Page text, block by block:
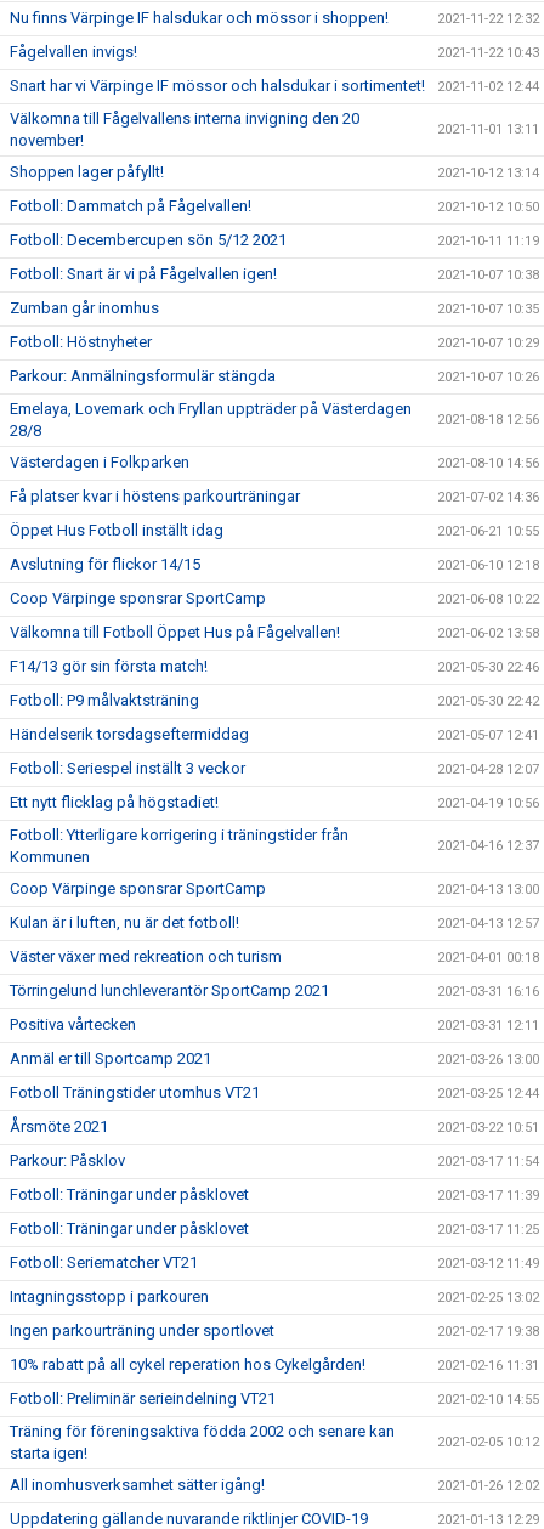
Nu finns Värpinge IF halsdukar och mössor i shoppen! 2021-11-22 12:32
Fågelvallen invigs! 2021-11-22 10:43
Snart har vi Värpinge IF mössor och halsdukar i sortimentet! 2021-11-02 12:44
Välkomna till Fågelvallens interna invigning den 20
november!
2021-11-01 13:11
Shoppen lager påfyllt! 2021-10-12 13:14
Fotboll: Dammatch på Fågelvallen! 2021-10-12 10:50
Fotboll: Decembercupen sön 5/12 2021 2021-10-11 11:19
Fotboll: Snart är vi på Fågelvallen igen! 2021-10-07 10:38
Zumban går inomhus 2021-10-07 10:35
Fotboll: Höstnyheter 2021-10-07 10:29
Parkour: Anmälningsformulär stängda 2021-10-07 10:26
Emelaya, Lovemark och Fryllan uppträder på Västerdagen
28/8
2021-08-18 12:56
Västerdagen i Folkparken 2021-08-10 14:56
Få platser kvar i höstens parkourträningar 2021-07-02 14:36
Öppet Hus Fotboll inställt idag 2021-06-21 10:55
Avslutning för flickor 14/15 2021-06-10 12:18
Coop Värpinge sponsrar SportCamp 2021-06-08 10:22
Välkomna till Fotboll Öppet Hus på Fågelvallen! 2021-06-02 13:58
F14/13 gör sin första match! 2021-05-30 22:46
Fotboll: P9 målvaktsträning 2021-05-30 22:42
Händelserik torsdagseftermiddag 2021-05-07 12:41
Fotboll: Seriespel inställt 3 veckor 2021-04-28 12:07
Ett nytt flicklag på högstadiet! 2021-04-19 10:56
Fotboll: Ytterligare korrigering i träningstider från
Kommunen
2021-04-16 12:37
Coop Värpinge sponsrar SportCamp 2021-04-13 13:00
Kulan är i luften, nu är det fotboll! 2021-04-13 12:57
Väster växer med rekreation och turism 2021-04-01 00:18
Törringelund lunchleverantör SportCamp 2021 2021-03-31 16:16
Positiva vårtecken 2021-03-31 12:11
Anmäl er till Sportcamp 2021 2021-03-26 13:00
Fotboll Träningstider utomhus VT21 2021-03-25 12:44
Årsmöte 2021 2021-03-22 10:51
Parkour: Påsklov 2021-03-17 11:54
Fotboll: Träningar under påsklovet 2021-03-17 11:39
Fotboll: Träningar under påsklovet 2021-03-17 11:25
Fotboll: Seriematcher VT21 2021-03-12 11:49
Intagningsstopp i parkouren 2021-02-25 13:02
Ingen parkourträning under sportlovet 2021-02-17 19:38
10% rabatt på all cykel reperation hos Cykelgården! 2021-02-16 11:31
Fotboll: Preliminär serieindelning VT21 2021-02-10 14:55
Träning för föreningsaktiva födda 2002 och senare kan
starta igen!
2021-02-05 10:12
All inomhusverksamhet sätter igång! 2021-01-26 12:02
Uppdatering gällande nuvarande riktlinjer COVID-19 2021-01-13 12:29